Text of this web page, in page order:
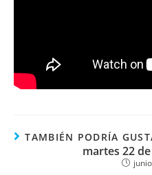
TAMBIÉN PODRÍA
martes 22